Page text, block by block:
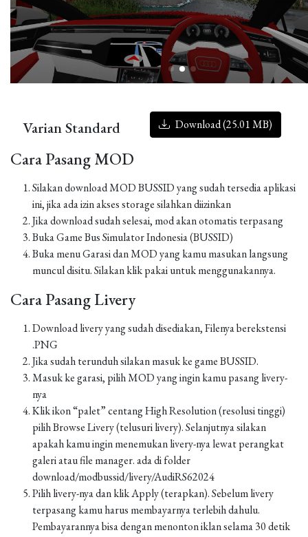
Varian Standard Download (25.01 MB)
Cara Pasang MOD
Silakan download MOD BUSSID yang sudah tersedia aplikasi
ini, jika ada izin akses storage silahkan diizinkan
Jika download sudah selesai, mod akan otomatis terpasang
Buka Game Bus Simulator Indonesia (BUSSID)
Buka menu Garasi dan MOD yang kamu masukan langsung
muncul disitu. Silakan klik pakai untuk menggunakannya.
Cara Pasang Livery
Download livery yang sudah disediakan, Filenya berekstensi
.PNG
Jika sudah terunduh silakan masuk ke game BUSSID.
Masuk ke garasi, pilih MOD yang ingin kamu pasang livery-
nya
Klik ikon “palet” centang High Resolution (resolusi tinggi)
pilih Browse Livery (telusuri livery). Selanjutnya silakan
apakah kamu ingin menemukan livery-nya lewat perangkat
galeri atau file manager. ada di folder
download/modbussid/livery/AudiRS62024
Pilih livery-nya dan klik Apply (terapkan). Sebelum livery
terpasang kamu harus membayarnya terlebih dahulu.
Pembayarannya bisa dengan menonton iklan selama 30 detik